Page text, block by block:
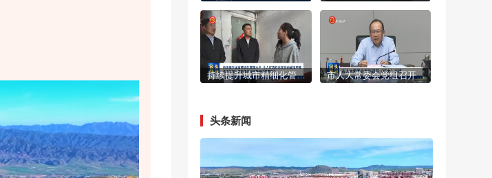
持续提升城市精细化管理水平 全力打造舒适宜居的城市环境 孟庆维深入调研督导城市精细化管理工作 市人大常委会党组召开（扩大）会议
头条新闻